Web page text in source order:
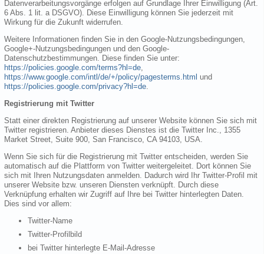
Datenverarbeitungsvorgänge erfolgen auf Grundlage Ihrer Einwilligung (Art.
6 Abs. 1 lit. a DSGVO). Diese Einwilligung können Sie jederzeit mit
Wirkung für die Zukunft widerrufen.
Weitere Informationen finden Sie in den Google-Nutzungsbedingungen,
Google+-Nutzungsbedingungen und den Google-
Datenschutzbestimmungen. Diese finden Sie unter:
https://policies.google.com/terms?hl=de,
https://www.google.com/intl/de/+/policy/pagesterms.html und
https://policies.google.com/privacy?hl=de.
Registrierung mit Twitter
Statt einer direkten Registrierung auf unserer Website können Sie sich mit
Twitter registrieren. Anbieter dieses Dienstes ist die Twitter Inc., 1355
Market Street, Suite 900, San Francisco, CA 94103, USA.
Wenn Sie sich für die Registrierung mit Twitter entscheiden, werden Sie
automatisch auf die Plattform von Twitter weitergeleitet. Dort können Sie
sich mit Ihren Nutzungsdaten anmelden. Dadurch wird Ihr Twitter-Profil mit
unserer Website bzw. unseren Diensten verknüpft. Durch diese
Verknüpfung erhalten wir Zugriff auf Ihre bei Twitter hinterlegten Daten.
Dies sind vor allem:
Twitter-Name
Twitter-Profilbild
bei Twitter hinterlegte E-Mail-Adresse